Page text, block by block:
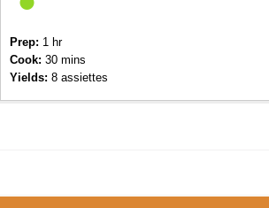
Prep: 1 hr
Cook: 30 mins
Yields: 8 assiettes